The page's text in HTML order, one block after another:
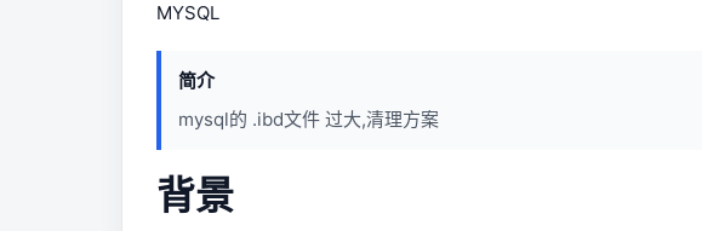
MYSQL
简介
mysql的 .ibd文件 过大,清理方案
背景